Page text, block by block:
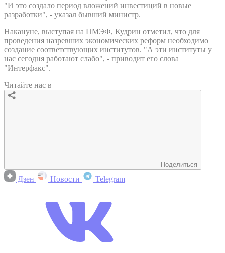
"И это создало период вложений инвестиций в новые
разработки", - указал бывший министр.
Накануне, выступая на ПМЭФ, Кудрин отметил, что для
проведения назревших экономических реформ необходимо
создание соответствующих институтов. "А эти институты у
нас сегодня работают слабо", - приводит его слова
"Интерфакс".
Читайте нас в
Поделиться
Дзен Новости Telegram